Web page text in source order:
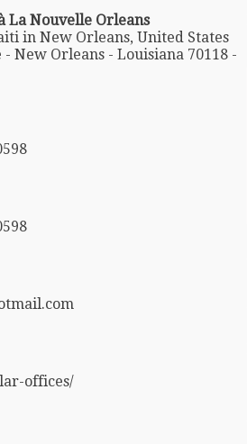
La Nouvelle Orleans
in New Orleans, United States
- New Orleans - Louisiana 70118 -
offices/